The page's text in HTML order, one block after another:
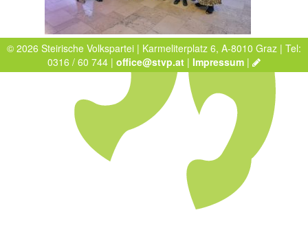
© 2026 Steirische Volkspartei | Karmeliterplatz 6, A-8010 Graz | Tel:
0316 / 60 744 | office@stvp.at | Impressum |